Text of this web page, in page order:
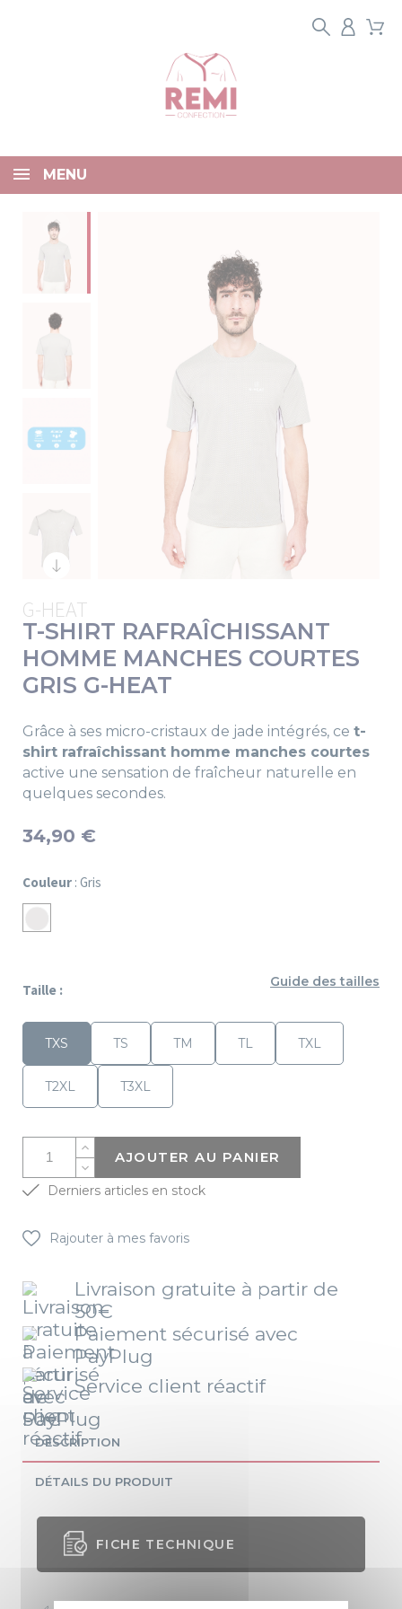
MENU
G-HEAT
T-SHIRT RAFRAÎCHISSANT
HOMME MANCHES COURTES
GRIS G-HEAT
Grâce à ses micro-cristaux de jade intégrés, ce t-
shirt rafraîchissant homme manches courtes
active une sensation de fraîcheur naturelle en
quelques secondes.
34,90 €
Couleur : Gris
Taille :
Guide des tailles
TXS TS TM TL TXL
T2XL T3XL
AJOUTER AU PANIER
Derniers articles en stock
Rajouter à mes favoris
Livraison gratuite à partir de
50€
Paiement sécurisé avec
PayPlug
Service client réactif
DESCRIPTION
DÉTAILS DU PRODUIT
FICHE TECHNIQUE